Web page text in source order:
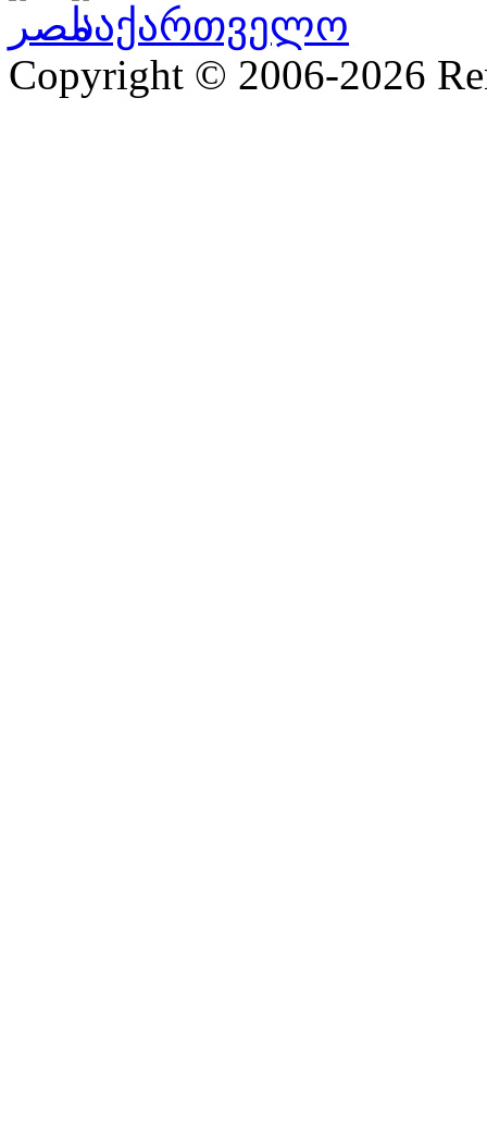
Copyright © 2006-2026